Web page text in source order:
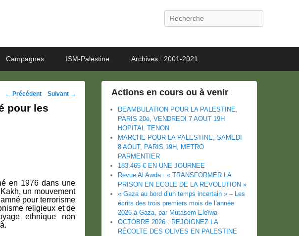
Recherche
Campagnes ISM-Palestine Archives : 2001-2021
Navigation
des
← Précédent Suivant →
pour les
en 1976 dans une
un mouvement
pour terrorisme
religieux et de
ethnique non
Actions en cours ou à venir
DEAMBULATION POUR LA PALESTINE,
PARIS 20e, VENDREDI 7 AOUT 19H
HOPITAL TENON
MARCHE POUR LA PALESTINE, SAMEDI
8 AOUT, PARIS 19H, METRO
PARMENTIER
183.465 € EN UNE JOURNEE
Revue Al Awda : « TRANSFORMER LA
PRISON EN ECOLE DE LA REVOLUTION »
« Gaza au bord d’un temps incertain » – Les
écrits des trois premiers mois de l’année
2026 à Gaza, par Mutasem Eleïwa
OCTOBRE 2026 : REJOIGNEZ LA
RÉCOLTE DES OLIVES EN PALESTINE